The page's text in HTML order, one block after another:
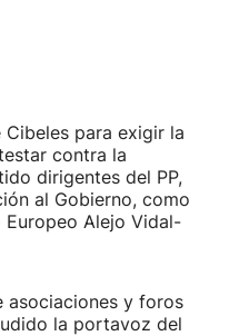
para exigir la
contra la
dirigentes del PP,
al Gobierno, como
Europeo Alejo Vidal-
asociaciones y foros
la portavoz del